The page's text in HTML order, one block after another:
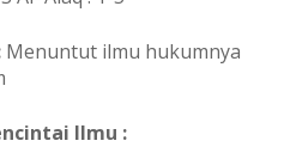
Menuntut ilmu hukumnya
Ilmu :